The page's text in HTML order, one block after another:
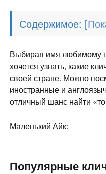
Содержимое: [
Выбирая имя любимому
хочется узнать, какие
своей стране. Можно
иностранные и
отличный шанс найти
Маленький Айк:
Популярные